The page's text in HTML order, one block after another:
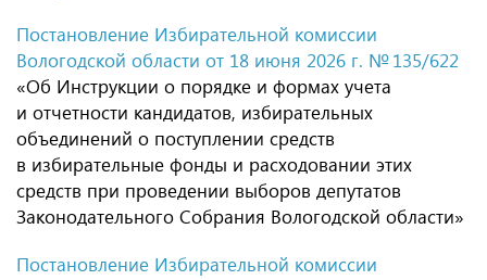
Постановление Избирательной комиссии
Вологодской области от 18 июня 2026 г. № 135/622
«Об Инструкции о порядке и формах учета
и отчетности кандидатов, избирательных
объединений о поступлении средств
в избирательные фонды и расходовании этих
средств при проведении выборов депутатов
Законодательного Собрания Вологодской области»
Постановление Избирательной комиссии